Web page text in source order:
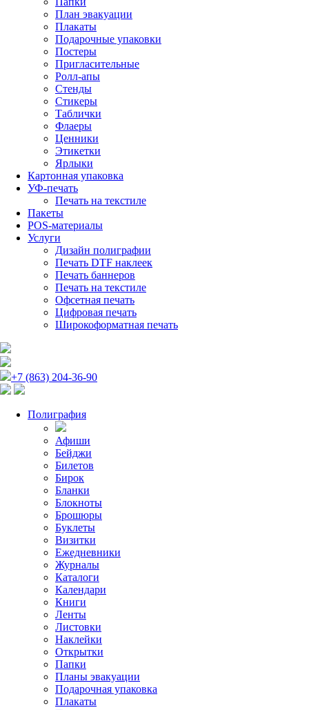
План эвакуации
Плакаты
Подарочные упаковки
Постеры
Пригласительные
Ролл-апы
Стенды
Стикеры
Таблички
Флаеры
Ценники
Этикетки
Ярлыки
Картонная упаковка
УФ-печать
Печать на текстиле
Пакеты
POS-материалы
Услуги
Дизайн полиграфии
Печать DTF наклеек
Печать баннеров
Печать на текстиле
Офсетная печать
Цифровая печать
Широкоформатная печать
+7 (863) 204-36-90
Полиграфия
Афиши
Бейджи
Билетов
Бирок
Бланки
Блокноты
Брошюры
Буклеты
Визитки
Ежедневники
Журналы
Каталоги
Календари
Книги
Ленты
Листовки
Наклейки
Открытки
Папки
Планы эвакуации
Подарочная упаковка
Плакаты